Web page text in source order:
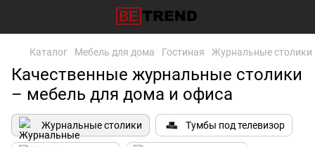
Каталог Мебель для дома Гостиная Журнальные столики
Качественные журнальные столики
– мебель для дома и офиса
Журнальные столики Тумбы под телевизор